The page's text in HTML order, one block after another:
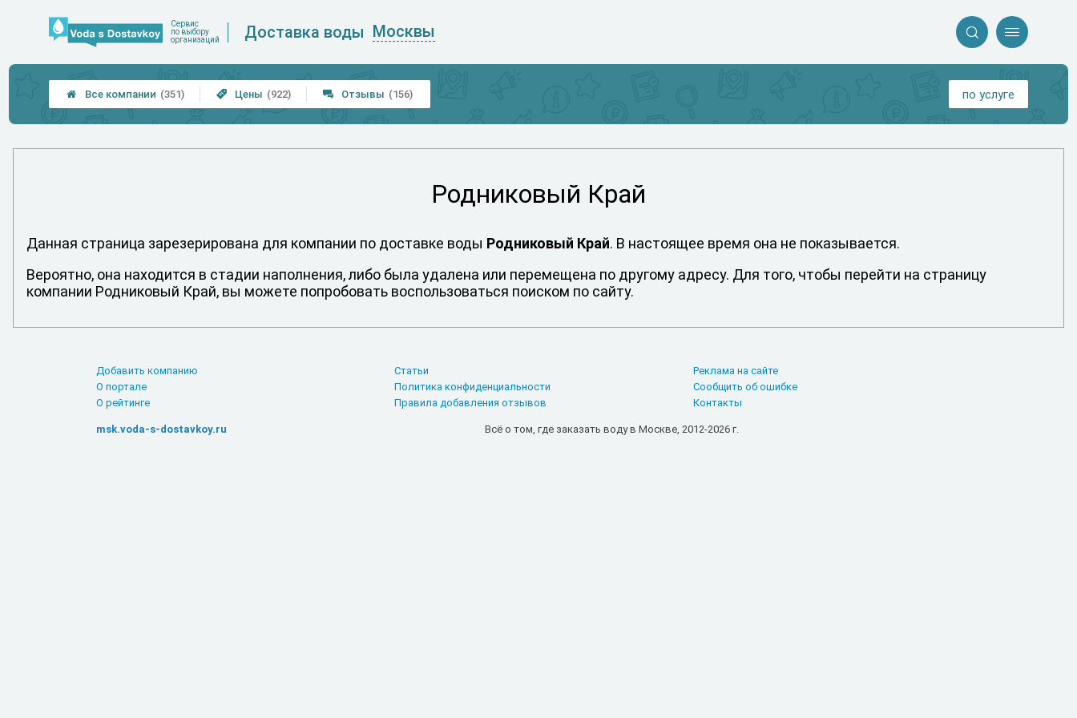
Сервис
по выбору
организаций
Доставка воды Москвы  
 Отзывы (156)
 Цены (922)
 Все компании (351) по услуге
Родниковый Край
Данная страница зарезерирована для компании по доставке воды Родниковый Край. В настоящее время она не показывается.
Вероятно, она находится в стадии наполнения, либо была удалена или перемещена по другому адресу. Для того, чтобы перейти на страницу
компании Родниковый Край, вы можете попробовать воспользоваться поиском по сайту.
Добавить компанию
О портале
О рейтинге
Статьи
Политика конфиденциальности
Правила добавления отзывов
Реклама на сайте
Сообщить об ошибке
Контакты
msk.voda-s-dostavkoy.ru Всё о том, где заказать воду в Москве, 2012-2026 г.